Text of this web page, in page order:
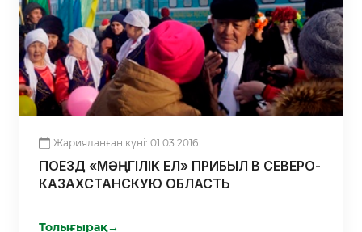
Жарияланған күні: 01.03.2016
ПОЕЗД «МӘҢГІЛІК ЕЛ» ПРИБЫЛ В СЕВЕРО-
КАЗАХСТАНСКУЮ ОБЛАСТЬ
Толығырақ→